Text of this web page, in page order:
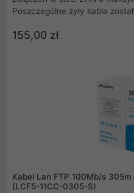
Poszczególne żyły kabla
Izolacja zewnętrzna kabla
5.6 mm, ponadto na izolacji
155,00 zł
Kabel Lan FTP 100Mb/s
(LCF5-11CC-0305-S)